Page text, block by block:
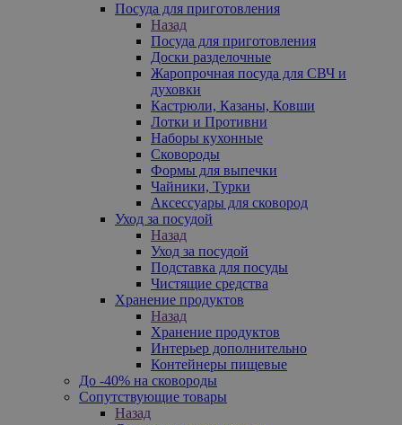
Посуда для приготовления
Назад
Посуда для приготовления
Доски разделочные
Жаропрочная посуда для СВЧ и
духовки
Кастрюли, Казаны, Ковши
Лотки и Противни
Наборы кухонные
Сковороды
Формы для выпечки
Чайники, Турки
Аксессуары для сковород
Уход за посудой
Назад
Уход за посудой
Подставка для посуды
Чистящие средства
Хранение продуктов
Назад
Хранение продуктов
Интерьер дополнительно
Контейнеры пищевые
До -40% на сковороды
Сопутствующие товары
Назад